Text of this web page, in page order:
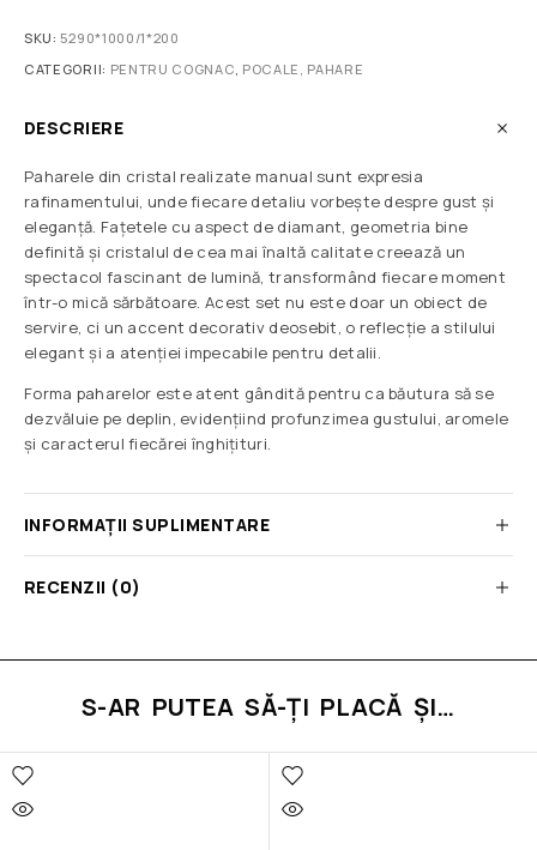
SKU:5290*1000/1*200
CATEGORII: PENTRU COGNAC POCALE, PAHARE
DESCRIERE
Paharele din cristal realizate manual sunt expresia
rafinamentului, unde fiecare detaliu vorbește despre gust și
eleganță. Fațetele cu aspect de diamant, geometria bine
definită și cristalul de cea mai înaltă calitate creează un
spectacol fascinant de lumină, transformând fiecare moment
într-o mică sărbătoare. Acest set nu este doar un obiect de
servire, ci un accent decorativ deosebit, o reflecție a stilului
elegant și a atenției impecabile pentru detalii.
Forma paharelor este atent gândită pentru ca băutura să se
dezvăluie pe deplin, evidențiind profunzimea gustului, aromele
și caracterul fiecărei înghițituri.
INFORMAȚII SUPLIMENTARE
RECENZII (0)
S-AR PUTEA SĂ-ȚI PLACĂ ȘI…